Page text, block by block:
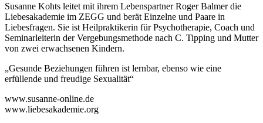
Susanne Kohts leitet mit ihrem Lebenspartner Roger Balmer die
Liebesakademie im ZEGG und berät Einzelne und Paare in
Liebesfragen. Sie ist Heilpraktikerin für Psychotherapie, Coach und
Seminarleiterin der Vergebungsmethode nach C. Tipping und Mutter
von zwei erwachsenen Kindern.
„Gesunde Beziehungen führen ist lernbar, ebenso wie eine
erfüllende und freudige Sexualität“
www.susanne-online.de
www.liebesakademie.org